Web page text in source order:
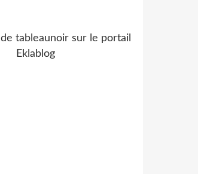
tableaunoir sur le portail
Eklablog